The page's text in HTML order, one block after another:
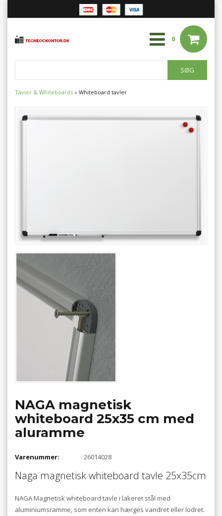
0
Tavler & Whiteboards » Whiteboard tavler
NAGA magnetisk
whiteboard 25x35 cm med
aluramme
Varenummer: 26014028
Naga magnetisk whiteboard tavle 25x35cm
NAGA Magnetisk whiteboard tavle i lakeret stål med
aluminiumsramme, som enten kan hærges vandret eller lodret.